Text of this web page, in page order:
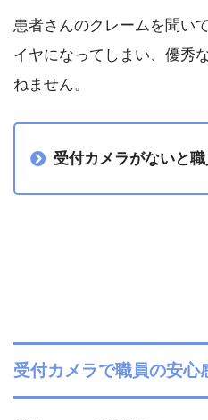
患者さんのクレームを聞い
イヤになってしまい、優秀
ねません。
受付カメラがないと
受付カメラで職員の安心